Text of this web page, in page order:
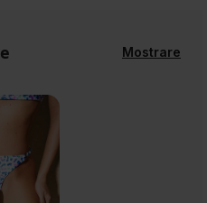
Mostrare